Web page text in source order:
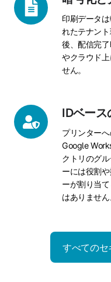
用
接
印刷データ
れたテナン
後、配信完
やクラウド
せん。
号
化
IDベース
プリンターへ
Google
クトリのグ
ーには役割
ーが割り当
はありません
ID
ベ
ー
すべてのセ